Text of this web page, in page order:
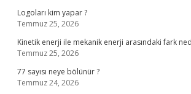
Logoları kim yapar ?
Temmuz 25, 2026
Kinetik enerji ile mekanik enerji arasındaki fark
Temmuz 25, 2026
77 sayısı neye bölünür ?
Temmuz 24, 2026